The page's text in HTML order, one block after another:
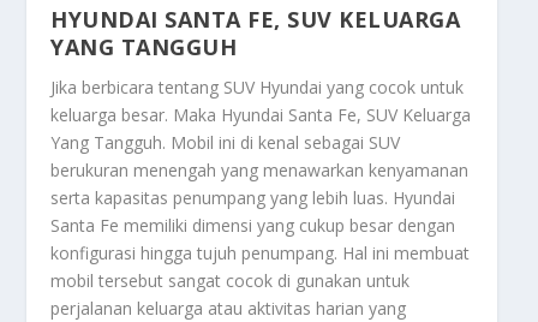
HYUNDAI SANTA FE, SUV KELUARGA
YANG TANGGUH
Jika berbicara tentang SUV Hyundai yang cocok untuk
keluarga besar. Maka Hyundai Santa Fe, SUV Keluarga
Yang Tangguh. Mobil ini di kenal sebagai SUV
berukuran menengah yang menawarkan kenyamanan
serta kapasitas penumpang yang lebih luas. Hyundai
Santa Fe memiliki dimensi yang cukup besar dengan
konfigurasi hingga tujuh penumpang. Hal ini membuat
mobil tersebut sangat cocok di gunakan untuk
perjalanan keluarga atau aktivitas harian yang